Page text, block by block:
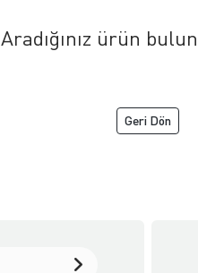
Aradığınız ürün
Geri Dön